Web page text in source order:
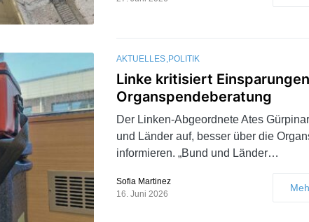
AKTUELLES POLITIK
Linke kritisiert
Organspendeberatung
Der Linken-Abgeordnete Ates
und Länder auf, besser über die
informieren. „Bund und Länder…
Sofia Martinez
16. Juni 2026